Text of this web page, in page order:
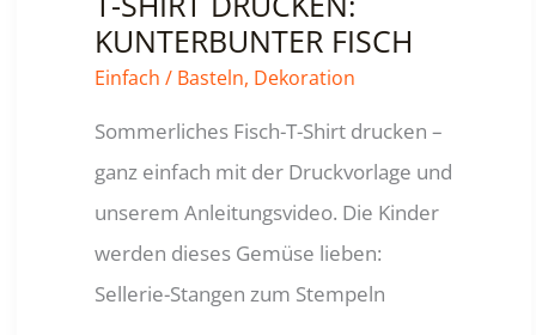
KUNTERBUNTER FISCH
Einfach / Basteln, Dekoration
Sommerliches Fisch-T-Shirt drucken –
ganz einfach mit der Druckvorlage und
unserem Anleitungsvideo. Die Kinder
werden dieses Gemüse lieben:
Sellerie-Stangen zum Stempeln